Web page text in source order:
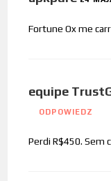
Fortune Ox me
equipe
ODPOWIEDZ
Perdi R$450. Sem